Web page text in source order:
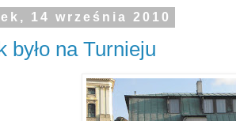
14 września 2010
było na Turnieju